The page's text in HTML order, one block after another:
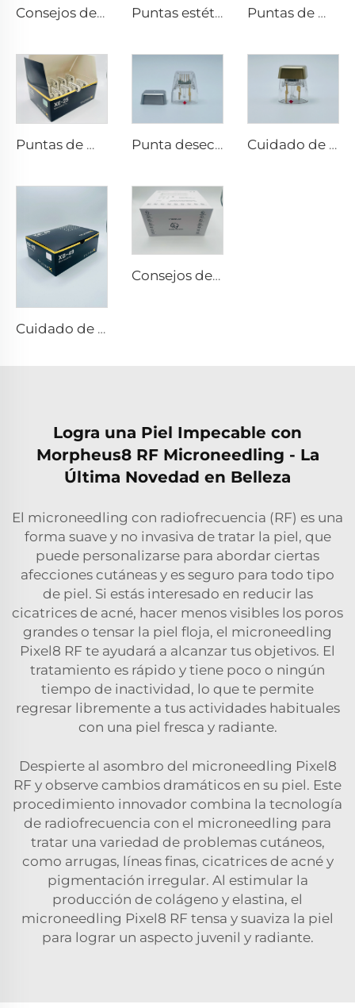
Consejos de RF para pixel8 Puntas estéticas Pixel8 RF Rohrer 25 49 64 Puntas de microneedling rf Sylfirm X X-25
Puntas de microneedling rf Sylfirm X XE-25 Punta desechable Scarlet S de microneedling rf con electrodos bi-polares 25pin Cuidado de la piel con microneedling rf Sylfirm X puntas Sylfirm X X-25
Cuidado de la piel con microneedling rf Sylfirm X puntas Sylfirm X XB-49
Consejos de RF para pixel8
Logra una Piel Impecable con
Morpheus8 RF Microneedling - La
Última Novedad en Belleza
El microneedling con radiofrecuencia (RF) es una
forma suave y no invasiva de tratar la piel, que
puede personalizarse para abordar ciertas
afecciones cutáneas y es seguro para todo tipo
de piel. Si estás interesado en reducir las
cicatrices de acné, hacer menos visibles los poros
grandes o tensar la piel floja, el microneedling
Pixel8 RF te ayudará a alcanzar tus objetivos. El
tratamiento es rápido y tiene poco o ningún
tiempo de inactividad, lo que te permite
regresar libremente a tus actividades habituales
con una piel fresca y radiante.
Despierte al asombro del microneedling Pixel8
RF y observe cambios dramáticos en su piel. Este
procedimiento innovador combina la tecnología
de radiofrecuencia con el microneedling para
tratar una variedad de problemas cutáneos,
como arrugas, líneas finas, cicatrices de acné y
pigmentación irregular. Al estimular la
producción de colágeno y elastina, el
microneedling Pixel8 RF tensa y suaviza la piel
para lograr un aspecto juvenil y radiante.